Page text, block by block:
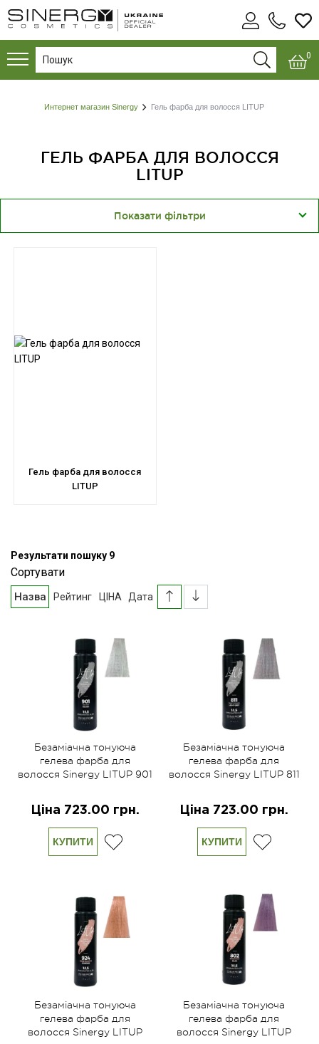
0
Интернет магазин Sinergy Гель фарба для волосся LITUP
ГЕЛЬ ФАРБА ДЛЯ ВОЛОССЯ
LITUP
Показати фільтри
Гель фарба для волосся
LITUP
Результати пошуку 9
Сортувати
Назва Рейтинг ЦІНА Дата
Безаміачна тонуюча
гелева фарба для
волосся Sinergy LITUP 901
Ціна 723.00 грн.
КУПИТИ
Безаміачна тонуюча
гелева фарба для
волосся Sinergy LITUP 811
Ціна 723.00 грн.
КУПИТИ
Безаміачна тонуюча
гелева фарба для
волосся Sinergy LITUP
Безаміачна тонуюча
гелева фарба для
волосся Sinergy LITUP